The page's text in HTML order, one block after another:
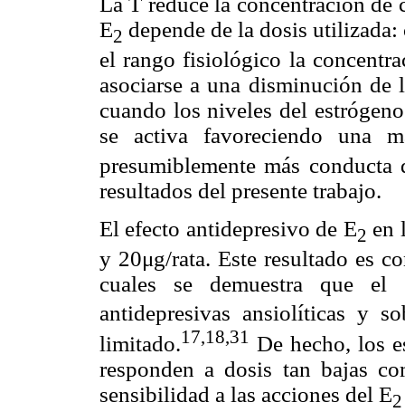
E2 depende de la dosis
el rango fisiológico la
asociarse a una disminución
cuando los niveles del
se activa favoreciendo una
presumiblemente más conducta
resultados del presente trabajo.
El efecto antidepresivo de E2 en
y 20μg/rata. Este resultado es
cuales se demuestra que el
antidepresivas ansiolíticas y
limitado.17,18,31 De hecho, los
responden a dosis tan bajas
sensibilidad a las acciones del E2